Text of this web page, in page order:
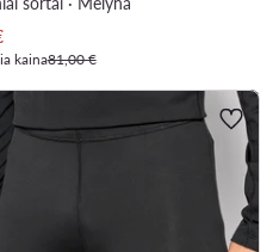
kaina
kaina81,00 €